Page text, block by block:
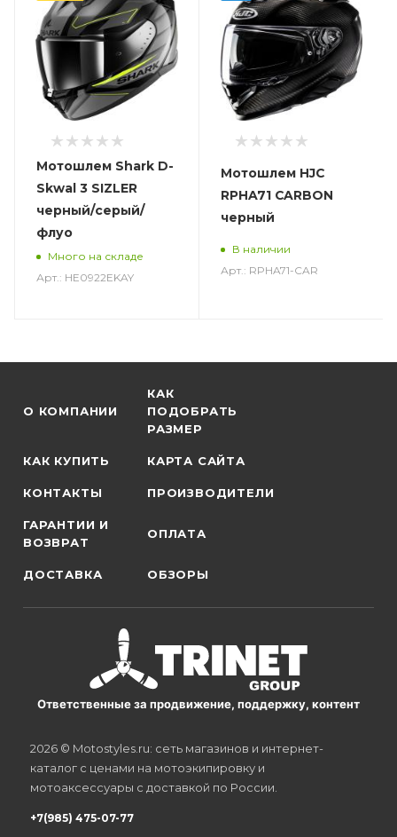
Мотошлем Shark D-
Skwal 3 SIZLER
черный/серый/
флуо
Много на складе
Арт.: HE0922EKAY
Мотошлем HJC
RPHA71 CARBON
черный
В наличии
Арт.: RPHA71-CAR
О КОМПАНИИ
КАК
ПОДОБРАТЬ
РАЗМЕР
КАК КУПИТЬ КАРТА САЙТА
КОНТАКТЫ ПРОИЗВОДИТЕЛИ
ГАРАНТИИ И
ВОЗВРАТ
ОПЛАТА
ДОСТАВКА ОБЗОРЫ
Ответственные за продвижение, поддержку, контент
2026 © Motostyles.ru: сеть магазинов и интернет-
каталог с ценами на мотоэкипировку и
мотоаксессуары с доставкой по России.
+7(985) 475-07-77